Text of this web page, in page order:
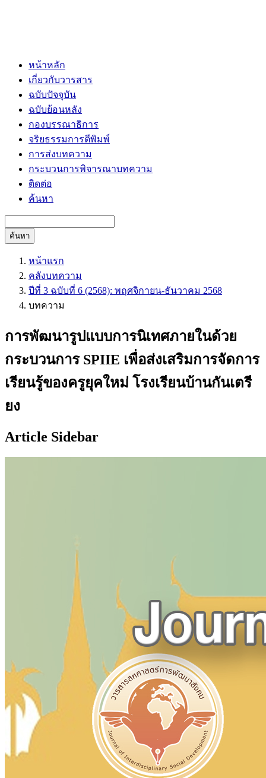
หน้าหลัก
เกี่ยวกับวารสาร
ฉบับปัจจุบัน
ฉบับย้อนหลัง
กองบรรณาธิการ
จริยธรรมการตีพิมพ์
การส่งบทความ
กระบวนการพิจารณาบทความ
ติดต่อ
ค้นหา
ค้นหา
หน้าแรก
คลังบทความ
ปีที่ 3 ฉบับที่ 6 (2568): พฤศจิกายน-ธันวาคม 2568
บทความ
การพัฒนารูปแบบการนิเทศภายในด้วย
กระบวนการ SPIIE เพื่อส่งเสริมการจัดการ
เรียนรู้ของครูยุคใหม่ โรงเรียนบ้านกันเตรี
ยง
Article Sidebar